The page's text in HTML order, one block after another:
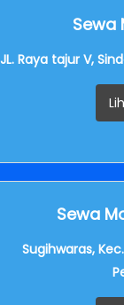
Sewa
JL. Raya tajur V,
Sewa
Sugihwaras,